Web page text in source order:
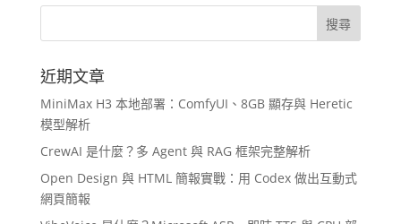
近期文章
MiniMax H3 本地部署：ComfyUI、8GB 顯存與 Heretic
模型解析
CrewAI 是什麼？多 Agent 與 RAG 框架完整解析
Open Design 與 HTML 簡報實戰：用 Codex 做出互動式
網頁簡報